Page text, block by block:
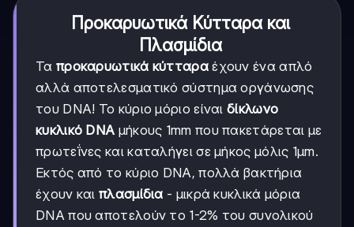
Προκαρυωτικά Κύτταρα και
Πλασμίδια
Τα προκαρυωτικά κύτταραέχουν ένα απλό
αλλά αποτελεσματικό σύστημα οργάνωσης
του DNA! Το κύριο μόριο είναι δίκλωνο
κυκλικό DNA μήκους 1mm που πακετάρεται με
πρωτεΐνες και καταλήγει σε μήκος μόλις 1μm.
Εκτός από το κύριο DNA, πολλά βακτήρια
έχουν καιπλασμίδια - μικρά κυκλικά μόρια
DNA που αποτελούν το 1-2% του συνολικού